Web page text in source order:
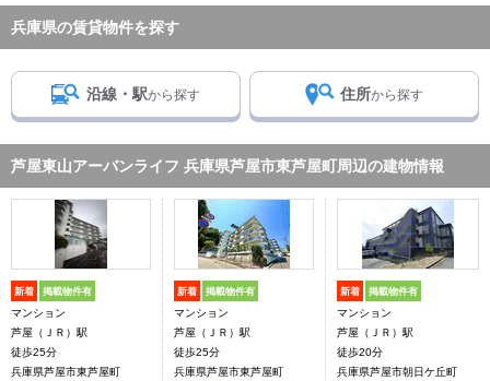
兵庫県の賃貸物件を探す
沿線・駅から探す 住所から探す
芦屋東山アーバンライフ 兵庫県芦屋市東芦屋町周辺の建物情報
新着 掲載物件有
マンション
芦屋（ＪＲ）駅
徒歩25分
兵庫県芦屋市東芦屋町
新着 掲載物件有
マンション
芦屋（ＪＲ）駅
徒歩25分
兵庫県芦屋市東芦屋町
新着 掲載物件有
マンション
芦屋（ＪＲ）駅
徒歩20分
兵庫県芦屋市朝日ケ丘町